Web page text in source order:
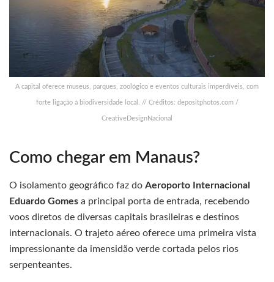
A capital oferece museus, parques, zoológico e eventos culturais imperdíveis, com
forte ligação à biodiversidade local. // Créditos: depositphotos.com /
CreativeDesignNacional
Como chegar em Manaus?
O isolamento geográfico faz do Aeroporto Internacional
Eduardo Gomes a principal porta de entrada, recebendo
voos diretos de diversas capitais brasileiras e destinos
internacionais. O trajeto aéreo oferece uma primeira vista
impressionante da imensidão verde cortada pelos rios
serpenteantes.